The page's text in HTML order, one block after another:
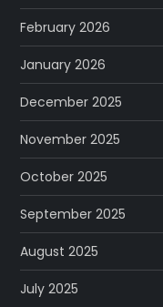
February 2026
January 2026
December 2025
November 2025
October 2025
September 2025
August 2025
July 2025